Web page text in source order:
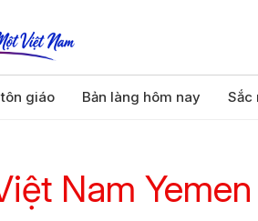
giáo Bản làng hôm nay Sắc
Nam Yemen